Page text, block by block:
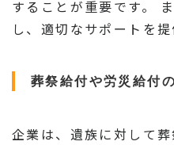
することが重要です。
し、適切なサポートを
葬祭給付や労災給付
企業は、遺族に対して